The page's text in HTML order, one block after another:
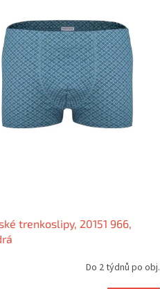
trenkoslipy, 20151 966,
Do 2 týdnů po obj.